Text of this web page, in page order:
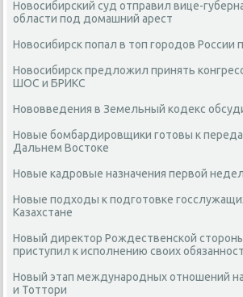
Новосибирский суд отправил вице-
области под домашний арест
Новосибирск попал в топ городов России
Новосибирск предложил принять
ШОС и БРИКС
Нововведения в Земельный кодекс
Новые бомбардировщики готовы к
Дальнем Востоке
Новые кадровые назначения первой
Новые подходы к подготовке
Казахстане
Новый директор Рождественской
приступил к исполнению своих
Новый этап международных отношений
и Тоттори